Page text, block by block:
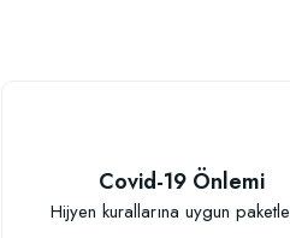
Covid-19 Önlemi
Hijyen kurallarına uygun